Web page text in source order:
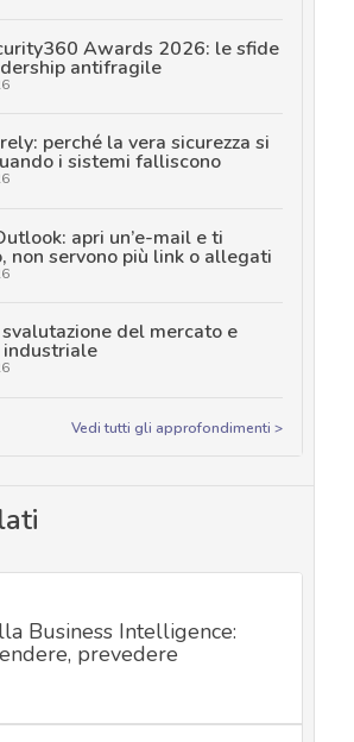
Awards 2026: le sfide
antifragile
perché la vera sicurezza si
i sistemi falliscono
apri un’e-mail e ti
non servono più link o allegati
del mercato e
Vedi tutti gli approfondimenti >
Business Intelligence:
prevedere